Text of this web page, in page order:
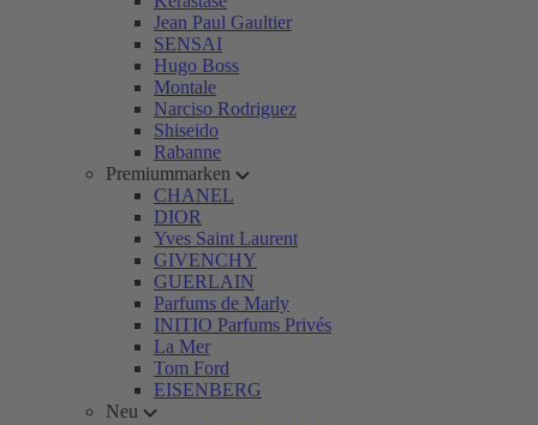
Jean Paul Gaultier
SENSAI
Hugo Boss
Montale
Narciso Rodriguez
Shiseido
Rabanne
Premiummarken
CHANEL
DIOR
Yves Saint Laurent
GIVENCHY
GUERLAIN
Parfums de Marly
INITIO Parfums Privés
La Mer
Tom Ford
EISENBERG
Neu